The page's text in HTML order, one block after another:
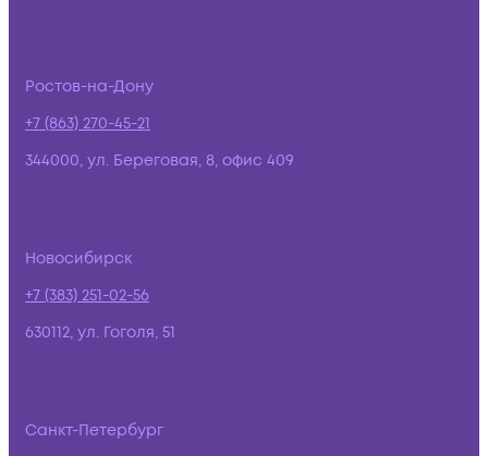
Ростов-на-Дону
+7 (863) 270-45-21
344000, ул. Береговая, 8, офис 409
Новосибирск
+7 (383) 251-02-56
630112, ул. Гоголя, 51
Санкт-Петербург